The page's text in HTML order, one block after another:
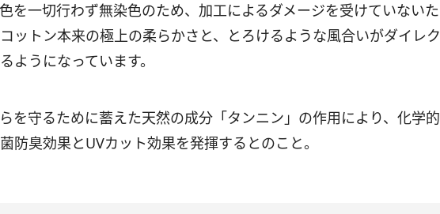
を一切行わず無染色のため、加工によるダメージを受けていないた
ットン本来の極上の柔らかさと、とろけるような風合いがダイレク
ようになっています。
を守るために蓄えた天然の成分「タンニン」の作用により、化学的
防臭効果とUVカット効果を発揮するとのこと。